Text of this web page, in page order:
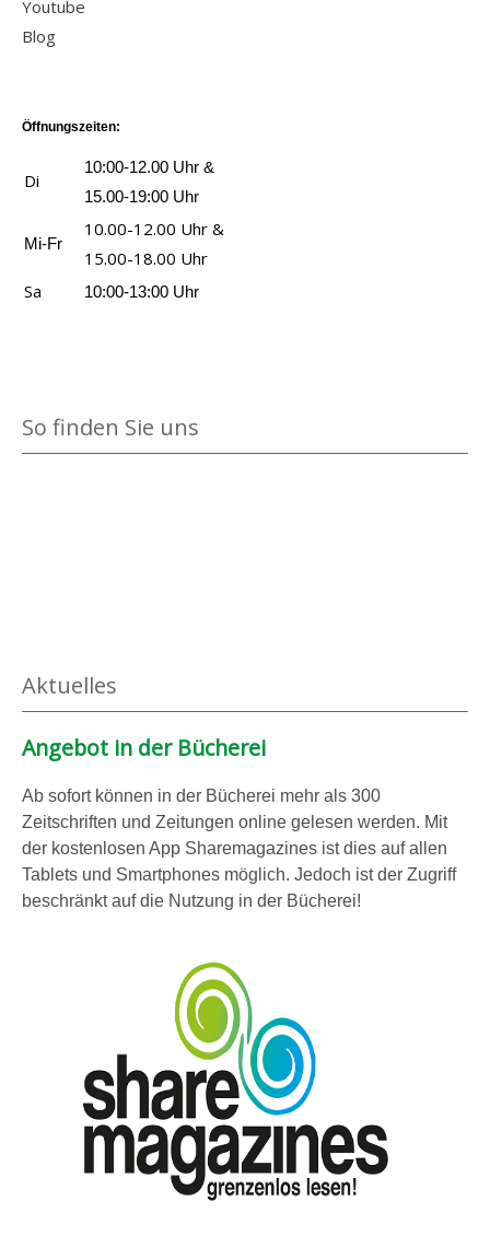
Youtube
Blog
Öffnungszeiten:
Di
10:00-12.00 Uhr &
15.00-19:00 Uhr
Mi-Fr
10.00-12.00 Uhr &
15.00-18.00 Uhr
Sa
10:00-13:00 Uhr
So finden Sie uns
Aktuelles
Angebot in der Bücherei
Ab sofort können in der Bücherei mehr als 300
Zeitschriften und Zeitungen online gelesen werden. Mit
der kostenlosen App Sharemagazines ist dies auf allen
Tablets und Smartphones möglich. Jedoch ist der Zugriff
beschränkt auf die Nutzung in der Bücherei!